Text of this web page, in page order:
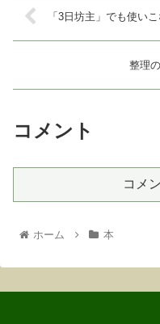
「3日坊主」でも使い
整理
コメント
コメ
ホーム 本